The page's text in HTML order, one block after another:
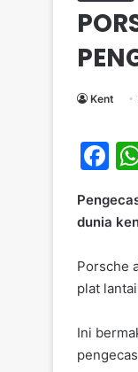
Kent
F
c
b
o
o
k
dunia
Porsche
plat
Ini